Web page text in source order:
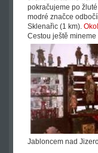
pokračujeme po
modré značce
Sklenařic (1 km).
Cestou ještě
Jabloncem nad